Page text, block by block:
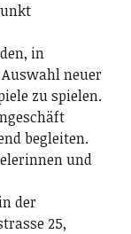
in
neuer
zu spielen.
begleiten.
und
der
25,